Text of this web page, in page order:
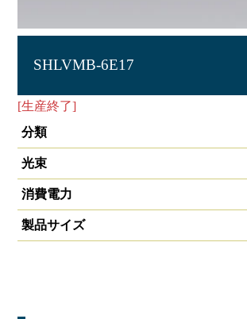
SHLVMB-6E17
[生産終了]
分類
光束
消費電力
製品サイズ